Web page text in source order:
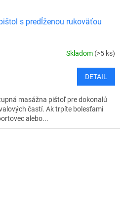
s predĺženou rukoväťou
Skladom (>5 ks)
DETAIL
masážna pištoľ pre dokonalú
častí. Ak trpíte bolesťami
alebo...